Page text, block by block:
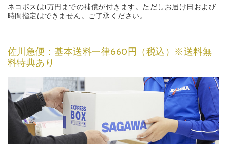
ネコポスは1万円までの補償が付きます。ただしお届け日および
時間指定はできません。ご了承ください。
佐川急便：基本送料一律660円（税込）※送料無
料特典あり